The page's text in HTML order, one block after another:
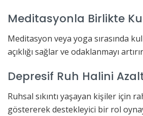
Meditasyonla Birlikte
Meditasyon veya yoga sırasında
açıklığı sağlar ve odaklanmayı
Depresif Ruh Halini
Ruhsal sıkıntı yaşayan kişiler için
göstererek destekleyici bir rol